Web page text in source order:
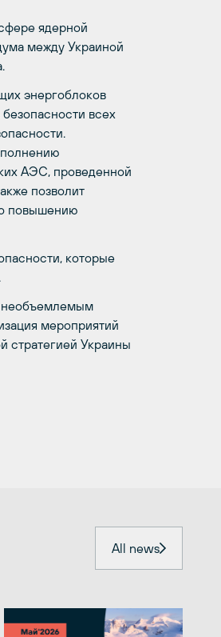
ядерной
между Украиной
энергоблоков
всех
АЭС, проведенной
позволит
повышению
которые
необъемлемым
мероприятий
стратегией Украины
All news